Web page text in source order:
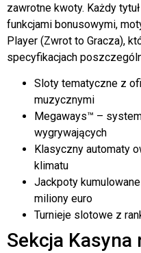
zawrotne kwoty. Każdy
funkcjami bonusowymi,
Player (Zwrot to Gracza),
specyfikacjach
Sloty tematyczne z
muzycznymi
Megaways™ –
wygrywających
Klasyczny automaty
klimatu
Jackpoty
miliony euro
Turnieje slotowe z
Sekcja Kasyna